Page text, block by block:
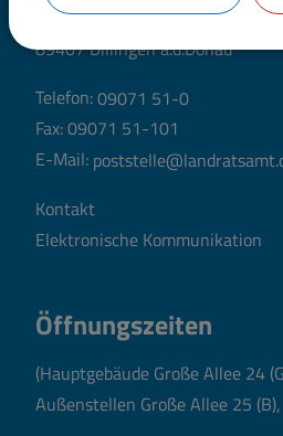
Große Allee 24 (Hauptgebäude)
89407 Dillingen a.d.Donau
Telefon:09071 51-0
Fax: 09071 51-101
E-Mail:
Kontakt
Elektronische Kommunikation
Öffnungszeiten
(Hauptgebäude Große Allee 24
Außenstellen Große Allee 25